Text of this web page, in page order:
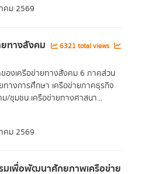
ม 2569
ยทางสังคม
6321 total views
องเครือข่ายทางสังคม 6 ภาคส่วน
ทางการศึกษา เครือข่ายภาคธุรกิจ
ม/ชุมชน เครือข่ายทางศาสนา...
ม 2569
เพื่อพัฒนาศักยภาพเครือข่าย